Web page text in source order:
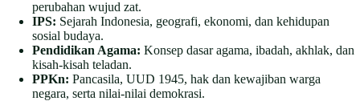
perubahan wujud zat.
IPS: Sejarah Indonesia, geografi, ekonomi, dan kehidupan
sosial budaya.
Pendidikan Agama: Konsep dasar agama, ibadah, akhlak, dan
kisah-kisah teladan.
PPKn: Pancasila, UUD 1945, hak dan kewajiban warga
negara, serta nilai-nilai demokrasi.